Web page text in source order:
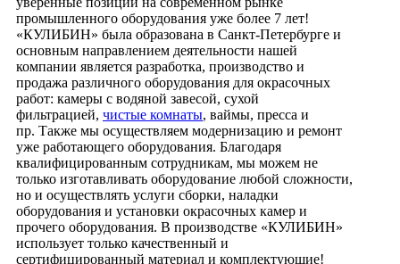
промышленного оборудования уже более 7 лет!
«КУЛИБИН» была образована в Санкт-Петербурге и
основным направлением деятельности нашей
компании является разработка, производство и
продажа различного оборудования для окрасочных
работ: камеры с водяной завесой, сухой
фильтрацией, чистые комнаты, ваймы, пресса и
пр. Также мы осуществляем модернизацию и ремонт
уже работающего оборудования. Благодаря
квалифицированным сотрудникам, мы можем не
только изготавливать оборудование любой сложности,
но и осуществлять услуги сборки, наладки
оборудования и установки окрасочных камер и
прочего оборудования. В производстве «КУЛИБИН»
использует только качественный и
сертифицированный материал и комплектующие!